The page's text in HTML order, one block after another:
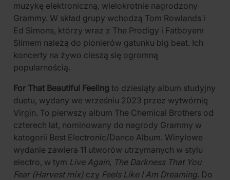
muzykę elektroniczną, wielokrotnie nagrodzony
Grammy. W skład grupy wchodzą Tom Rowlands i
Ed Simons, którzy wraz z The Prodigy i Fatboyem
Slimem należą do pionierów gatunku big beat. Ich
koncerty na żywo cieszą się ogromną
popularnością.
For That Beautiful Feeling to dziesiąty album studyjny
duetu, wydany we wrześniu 2023 przez wytwórnię
Virgin. To pierwszy album The Chemical Brothers od
czterech lat, nominowany do nagrody Grammy w
kategorii Best Electronic/Dance Album. Winylowe
wydanie zawiera 11 utworów utrzymanych w stylu
electro, w tym Live Again, The Darkness That You
Fear (Harvest mix) czy Feels Like I Am Dreaming. Do